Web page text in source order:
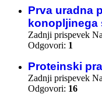
Prva uradna
konopljinega
Zadnji prispevek
Odgovori: 1
Proteinski
Zadnji prispevek
Odgovori: 16